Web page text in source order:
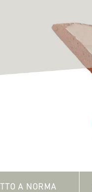
A NORMA